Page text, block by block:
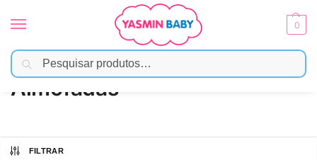
0
Início Amamentação / Almofadas
Almofadas
FILTRAR